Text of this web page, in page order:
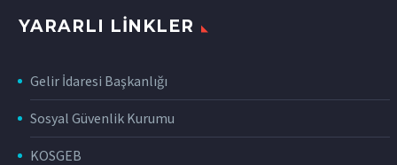
YARARLI LINKLER
Gelir İdaresi Başkanlığı
Sosyal Güvenlik Kurumu
KOSGEB